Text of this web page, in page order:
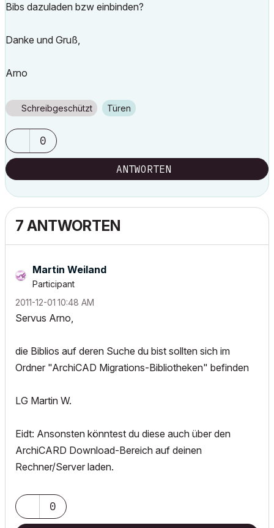
Bibs dazuladen bzw einbinden?
Danke und Gruß,
Arno
Schreibgeschützt Türen
0
ANTWORTEN
7 ANTWORTEN
Martin Weiland
Participant
‎2011-12-01 10:48 AM
Servus Arno,
die Biblios auf deren Suche du bist sollten sich im
Ordner "ArchiCAD Migrations-Bibliotheken" befinden
LG Martin W.
Eidt: Ansonsten könntest du diese auch über den
ArchiCARD Download-Bereich auf deinen
Rechner/Server laden.
0